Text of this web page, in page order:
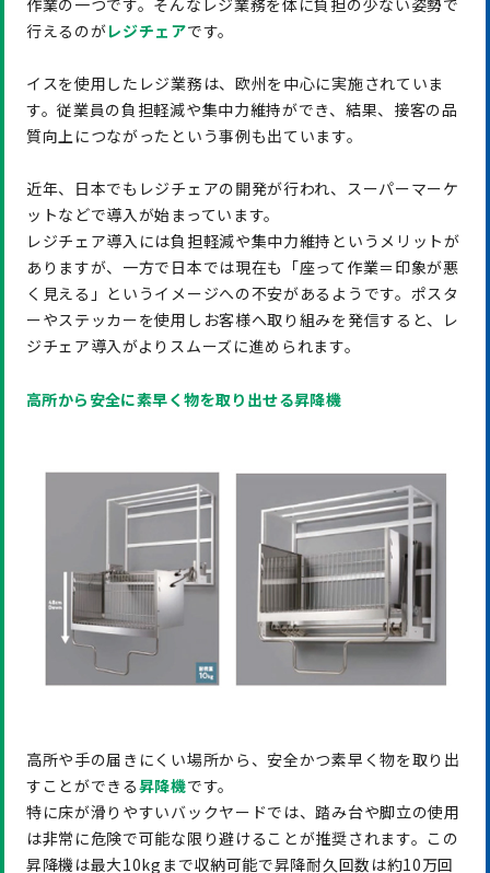
行えるのがレジチェアです。
イスを使用したレジ業務は、欧州を中心に実施されていま
す。従業員の負担軽減や集中力維持ができ、結果、接客の品
質向上につながったという事例も出ています。
近年、日本でもレジチェアの開発が行われ、スーパーマーケ
ットなどで導入が始まっています。
レジチェア導入には負担軽減や集中力維持というメリットが
ありますが、一方で日本では現在も「座って作業＝印象が悪
く見える」というイメージへの不安があるようです。ポスタ
ーやステッカーを使用しお客様へ取り組みを発信すると、レ
ジチェア導入がよりスムーズに進められます。
高所から安全に素早く物を取り出せる昇降機
高所や手の届きにくい場所から、安全かつ素早く物を取り出
すことができる昇降機です。
特に床が滑りやすいバックヤードでは、踏み台や脚立の使用
は非常に危険で可能な限り避けることが推奨されます。この
昇降機は最大10kgまで収納可能で昇降耐久回数は約10万回